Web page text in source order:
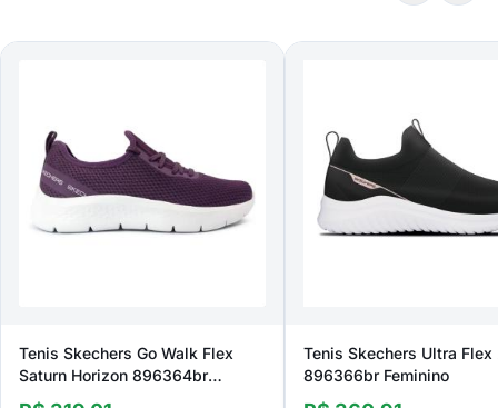
Tenis Skechers Go Walk Flex
Saturn Horizon 896364br
Feminino
Tenis Skechers Ultra Flex
896366br Feminino